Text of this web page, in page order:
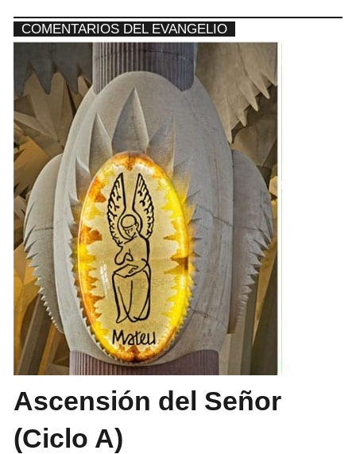
COMENTARIOS DEL EVANGELIO
Ascensión del Señor
(Ciclo A)